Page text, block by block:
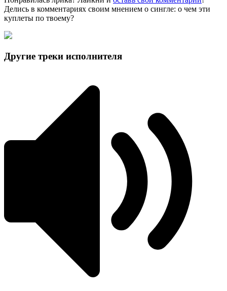
Делись в комментариях своим мнением о сингле: о чем эти
куплеты по твоему?
Другие треки исполнителя